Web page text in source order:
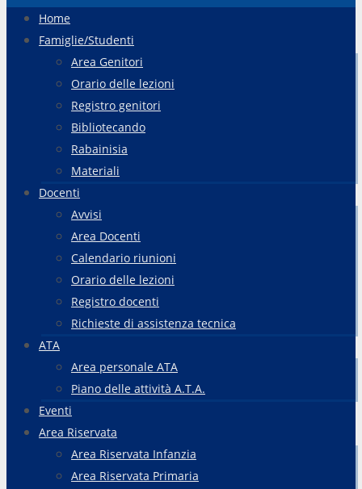
contenuto
Home
Famiglie/Studenti
Area Genitori
Orario delle lezioni
Registro genitori
Bibliotecando
Rabainisia
Materiali
Docenti
Avvisi
Area Docenti
Calendario riunioni
Orario delle lezioni
Registro docenti
Richieste di assistenza tecnica
ATA
Area personale ATA
Piano delle attività A.T.A.
Eventi
Area Riservata
Area Riservata Infanzia
Area Riservata Primaria